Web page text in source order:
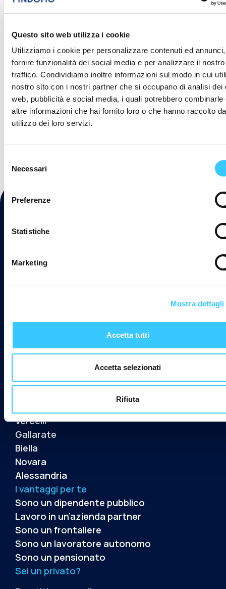
Questo sito web utilizza i cookie
Utilizziamo i cookie per personalizzare contenuti ed
fornire funzionalità dei social media e per analizzare il nostro
traffico. Condividiamo inoltre informazioni sul modo in cui
nostro sito con i nostri partner che si occupano di analisi dei
web, pubblicità e social media, i quali potrebbero combinarle
altre informazioni che hai fornito loro o che hanno raccolto
utilizzo dei loro servizi.
delNecessari
Preferenze
Statistiche
Marketing
Mostra dettagli
Accetta tutti
Accetta selezionati
Rifiuta
Pratiche cessione
Findomo Business
Richieste per conti e
carte
Deleghe di
pagamento per
convenzionati
Polizze assicurative
ne parliamo
Chiedi
appuntamento
Findomo è il punto di riferimento per chi cerca
proponiamo solo ciò che è realmente
sostenibile.
Le nostre sedi
Vercelli
Gallarate
Biella
Novara
Alessandria
I vantaggi per te
Sono un dipendente pubblico
Lavoro in un’azienda partner
Sono un frontaliere
Sono un lavoratore autonomo
Sono un pensionato
Sei un privato?